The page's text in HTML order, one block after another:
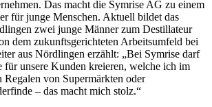
Das macht die Symrise AG zu einem
für junge Menschen. Aktuell bildet das
zwei junge Männer zum Destillateur
dem zukunftsgerichteten Arbeitsumfeld bei
aus Nördlingen erzählt: „Bei Symrise darf
für unsere Kunden kreieren, welche ich im
Regalen von Supermärkten oder
– das macht mich stolz.“